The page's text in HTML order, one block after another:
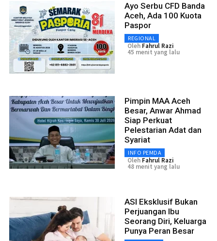
Ayo Serbu CFD Banda
Aceh, Ada 100 Kuota
Paspor
REGIONAL
Oleh Fahrul Razi
45 menit yang lalu
Pimpin MAA Aceh
Besar, Anwar Ahmad
Siap Perkuat
Pelestarian Adat dan
Syariat
INFO PEMDA
Oleh Fahrul Razi
48 menit yang lalu
ASI Eksklusif Bukan
Perjuangan Ibu
Seorang Diri, Keluarga
Punya Peran Besar